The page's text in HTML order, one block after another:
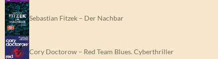
Sebastian Fitzek – Der Nachbar
Cory Doctorow – Red Team Blues. Cyberthriller